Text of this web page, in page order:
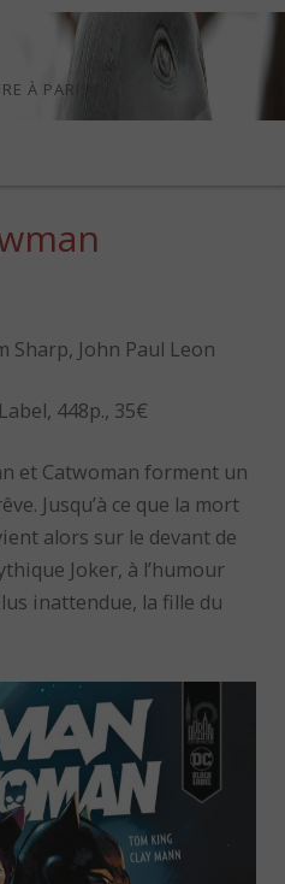
À PARIS
Sharp, John Paul Leon
448p., 35€
et Catwoman forment un
Jusqu’à ce que la mort
alors sur le devant de
Joker, à l’humour
inattendue, la fille du